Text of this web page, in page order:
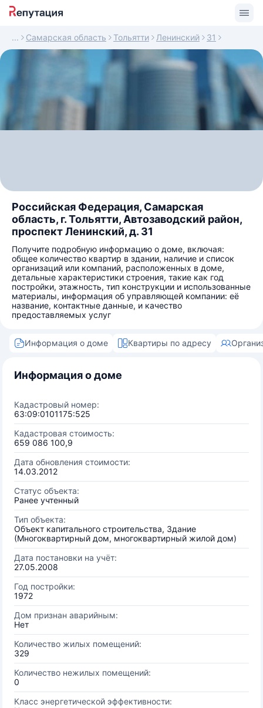
Самарская область Тольятти Ленинский 31
Российская Федерация, Самарская
область, г. Тольятти, Автозаводский район,
проспект Ленинский, д. 31
Получите подробную информацию о доме, включая:
общее количество квартир в здании, наличие и список
организаций или компаний, расположенных в доме,
детальные характеристики строения, такие как год
постройки, этажность, тип конструкции и использованные
материалы, информация об управляющей компании: её
название, контактные данные, и качество
предоставляемых услуг
Информация о доме Квартиры по адресу
Информация о доме
Кадастровый номер:
63:09:0101175:525
Кадастровая стоимость:
659 086 100,9
Дата обновления стоимости:
14.03.2012
Статус объекта:
Ранее учтенный
Тип объекта:
Объект капитального строительства, Здание
(Многоквартирный дом, многоквартирный жилой дом)
Дата постановки на учёт:
27.05.2008
Год постройки:
1972
Дом признан аварийным:
Нет
Количество жилых помещений:
329
Количество нежилых помещений:
0
Класс энергетической эффективности: